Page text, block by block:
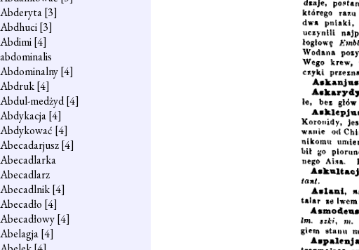
Abderyta[3]
Abdhuci[3]
Abdimi[4]
abdominalis
Abdominalny[4]
Abdruk[4]
Abdul-medżyd[4]
Abdykacja[4]
Abdykować [4]
Abecadarjusz[4]
Abecadlarka
Abecadlarz
Abecadlnik[4]
Abecadło [4]
Abecadłowy[4]
Abelagja[4]